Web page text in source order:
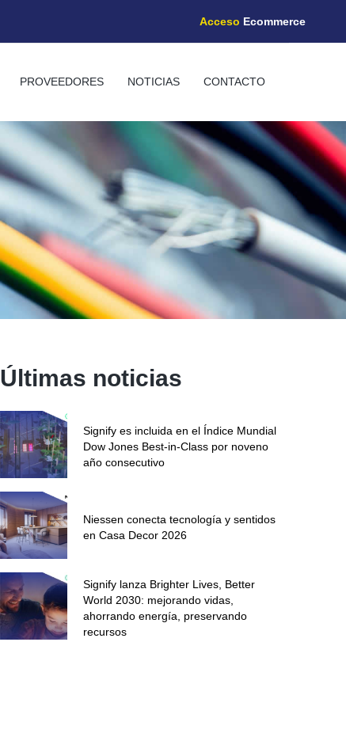
PROVEEDORES NOTICIAS CONTACTO
Últimas noticias
Signify es incluida en el Índice Mundial
Dow Jones Best-in-Class por noveno
año consecutivo
Niessen conecta tecnología y sentidos
en Casa Decor 2026
Signify lanza Brighter Lives, Better
World 2030: mejorando vidas,
ahorrando energía, preservando
recursos
Acceso Ecommerce